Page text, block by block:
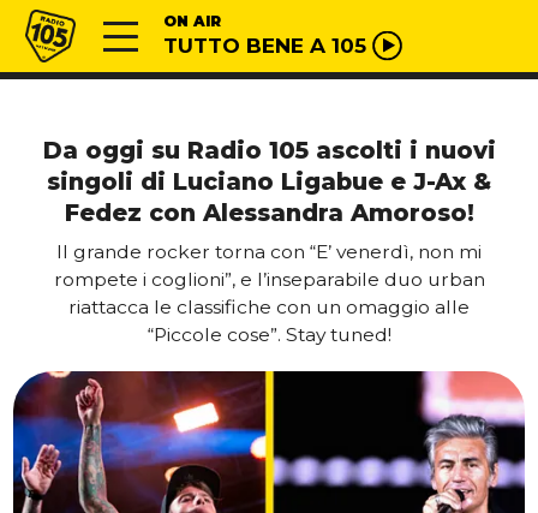
Vai al contenuto
Radio 105 ON AIR
TUTTO BENE A 105
Da oggi su Radio 105 ascolti i nuovi
singoli di Luciano Ligabue e J-Ax &
Fedez con Alessandra Amoroso!
Il grande rocker torna con “E’ venerdì, non mi
rompete i coglioni”, e l’inseparabile duo urban
riattacca le classifiche con un omaggio alle
“Piccole cose”. Stay tuned!